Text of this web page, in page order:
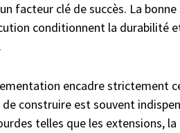
facteur clé de succès. La bonne
conditionnent la durabilité
encadre strictement
construire est souvent
telles que les extensions, la